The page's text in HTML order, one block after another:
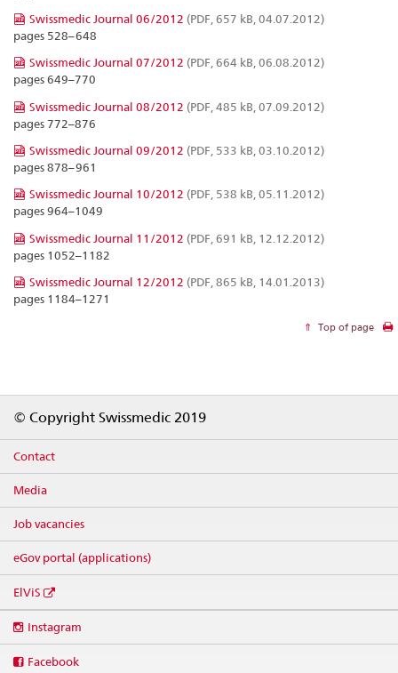
Swissmedic Journal 06/2012 (PDF, 657 kB, 04.07.2012)
pages 528–648
Swissmedic Journal 07/2012 (PDF, 664 kB, 06.08.2012)
pages 649–770
Swissmedic Journal 08/2012 (PDF, 485 kB, 07.09.2012)
pages 772–876
Swissmedic Journal 09/2012 (PDF, 533 kB, 03.10.2012)
pages 878–961
Swissmedic Journal 10/2012 (PDF, 538 kB, 05.11.2012)
pages 964–1049
Swissmedic Journal 11/2012 (PDF, 691 kB, 12.12.2012)
pages 1052–1182
Swissmedic Journal 12/2012 (PDF, 865 kB, 14.01.2013)
pages 1184–1271
Top of page
© Copyright Swissmedic 2019
Contact
Media
Job vacancies
eGov portal (applications)
ElViS
media
Instagram
Facebook